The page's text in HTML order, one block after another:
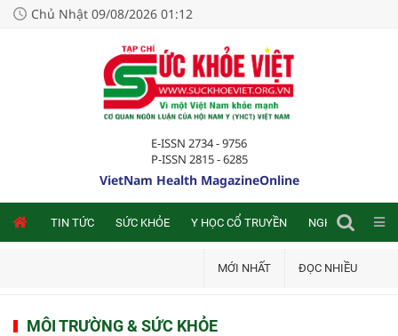
Chủ Nhật 09/08/2026 01:12
E-ISSN 2734 - 9756
P-ISSN 2815 - 6285
VietNam Health MagazineOnline
TIN TỨC SỨC KHỎE Y HỌC CỔ TRUYỀN NGHIÊN CỨU
MỚI NHẤT ĐỌC NHIỀU
MÔI TRƯỜNG & SỨC KHỎE